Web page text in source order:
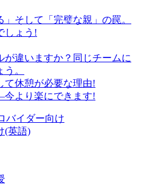
」そして「完璧な親」の罠。
しょう!
が違いますか？同じチームに
。
休憩が必要な理由!
より楽にできます!
バイダー向け
(英語)